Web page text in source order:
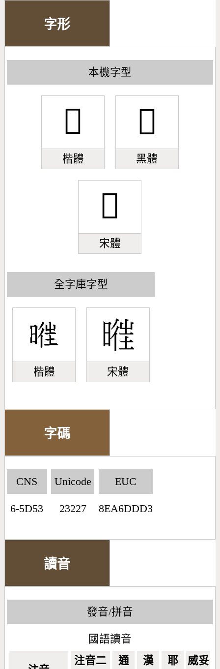
字形
本機字型
𣈧
楷體
𣈧
黑體
𣈧
宋體
全字庫字型
楷體 宋體
字碼
CNS
6-5D53
Unicode
23227
EUC
8EA6DDD3
讀音
發音/拼音
國語讀音
注音二 通 漢 耶 威妥